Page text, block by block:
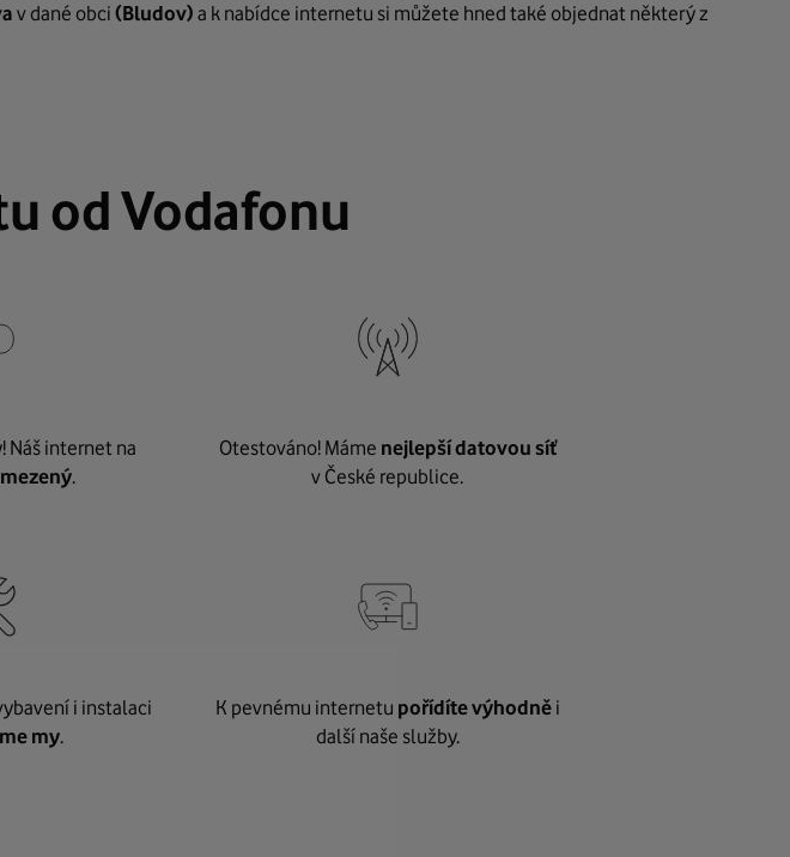
v dané obci (Bludov) a k nabídce internetu si můžete hned také objednat některý z
od Vodafonu
Náš internet na
.
Otestováno! Máme nejlepší datovou síť
v České republice.
i instalaci
my.
K pevnému internetu pořídíte výhodněi
další naše služby.